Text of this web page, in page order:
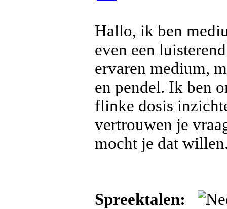
Hallo, ik ben
even een
ervaren medium,
en pendel. Ik ben
flinke dosis
vertrouwen je
mocht je dat
Spreektalen: